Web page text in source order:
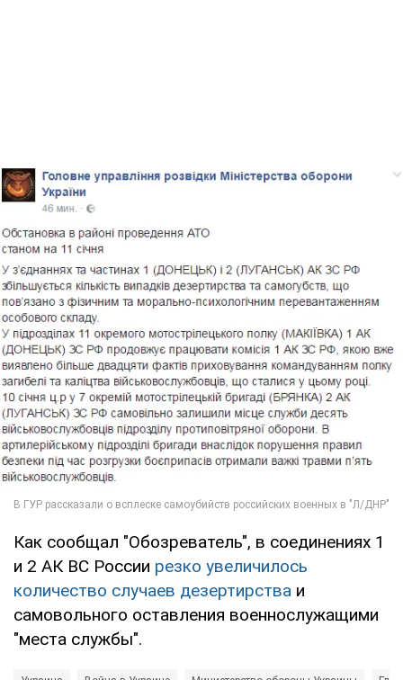
Как сообщал "Обозреватель", в соединениях 1
и 2 АК ВС России резко увеличилось
количество случаев дезертирства и
самовольного оставления военнослужащими
"места службы".